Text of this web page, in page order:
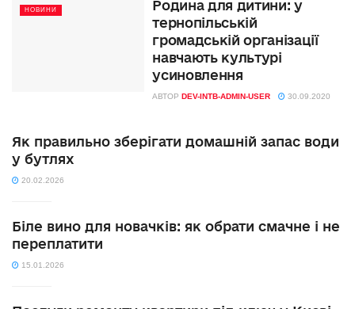
НОВИНИ
Родина для дитини: у
тернопільській
громадській організації
навчають культурі
усиновлення
АВТОР DEV-INTB-ADMIN-USER 30.09.2020
Як правильно зберігати домашній запас води
у бутлях
20.02.2026
Біле вино для новачків: як обрати смачне і не
переплатити
15.01.2026